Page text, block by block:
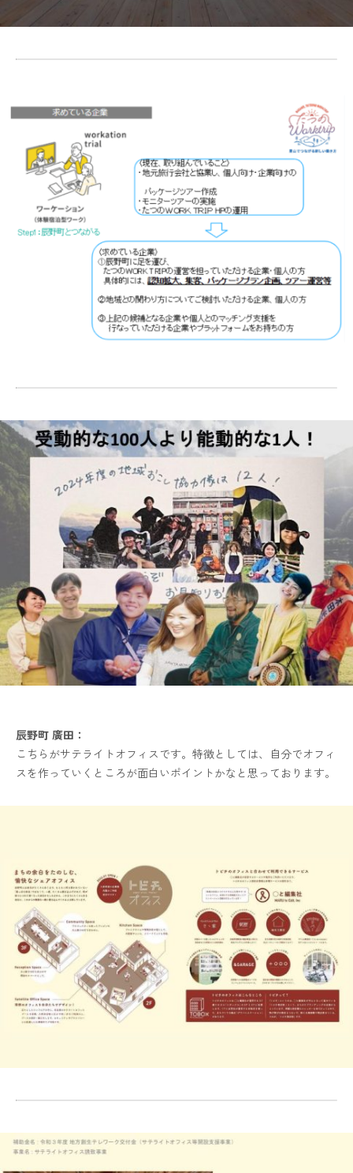
辰野町 廣田：
こちらがサテライトオフィスです。特徴としては、自分でオフィ
スを作っていくところが面白いポイントかなと思っております。